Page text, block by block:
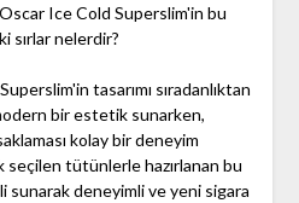
Ice Cold Superslim'in bu
sırlar nelerdir?
tasarımı sıradanlıktan
bir estetik sunarken,
kolay bir deneyim
seçilen tütünlerle hazırlanan bu
sunarak deneyimli ve yeni sigara